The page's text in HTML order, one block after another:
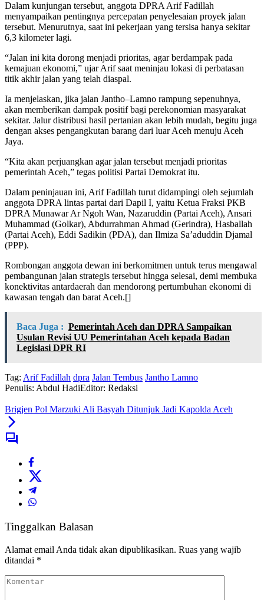
Dalam kunjungan tersebut, anggota DPRA Arif Fadillah
menyampaikan pentingnya percepatan penyelesaian proyek jalan
tersebut. Menurutnya, saat ini pekerjaan yang tersisa hanya sekitar
6,3 kilometer lagi.
“Jalan ini kita dorong menjadi prioritas, agar berdampak pada
kemajuan ekonomi,” ujar Arif saat meninjau lokasi di perbatasan
titik akhir jalan yang telah diaspal.
Ia menjelaskan, jika jalan Jantho–Lamno rampung sepenuhnya,
akan memberikan dampak positif bagi perekonomian masyarakat
sekitar. Jalur distribusi hasil pertanian akan lebih mudah, begitu juga
dengan akses pengangkutan barang dari luar Aceh menuju Aceh
Jaya.
“Kita akan perjuangkan agar jalan tersebut menjadi prioritas
pemerintah Aceh,” tegas politisi Partai Demokrat itu.
Dalam peninjauan ini, Arif Fadillah turut didampingi oleh sejumlah
anggota DPRA lintas partai dari Dapil I, yaitu Ketua Fraksi PKB
DPRA Munawar Ar Ngoh Wan, Nazaruddin (Partai Aceh), Ansari
Muhammad (Golkar), Abdurrahman Ahmad (Gerindra), Hasballah
(Partai Aceh), Eddi Sadikin (PDA), dan Ilmiza Sa’aduddin Djamal
(PPP).
Rombongan anggota dewan ini berkomitmen untuk terus mengawal
pembangunan jalan strategis tersebut hingga selesai, demi membuka
konektivitas antardaerah dan mendorong pertumbuhan ekonomi di
kawasan tengah dan barat Aceh.[]
Baca Juga : Pemerintah Aceh dan DPRA Sampaikan
Usulan Revisi UU Pemerintahan Aceh kepada Badan
Legislasi DPR RI
Tag: Arif Fadillah dpra Jalan Tembus Jantho Lamno
Penulis: Abdul HadiEditor: Redaksi
Brigjen Pol Marzuki Ali Basyah Ditunjuk Jadi Kapolda Aceh
Tinggalkan Balasan
Alamat email Anda tidak akan dipublikasikan. Ruas yang wajib
ditandai *